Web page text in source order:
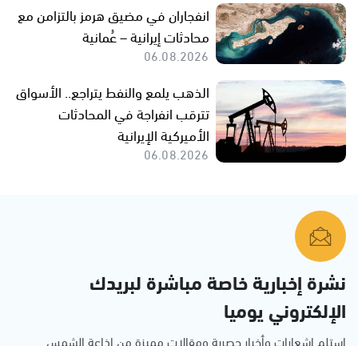
انفجاران في مضيق هرمز بالتزامن مع
محادثات إيرانية – عُمانية
06.08.2026
الذهب يلمع والنفط يتراجع.. الأسواق
تترقب انفراجة في المحادثات
الأميركية الإيرانية
06.08.2026
نشرة إخبارية خاصة مباشرة لبريدك
الإلكتروني يوميا
استلم اشعارات وأخبار حصرية ومقالات مميزة من إذاعة الشمس